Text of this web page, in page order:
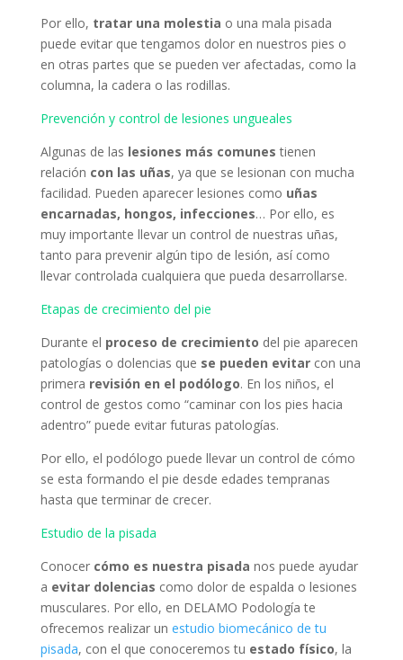
Por ello, tratar una molestia o una mala pisada
puede evitar que tengamos dolor en nuestros pies o
en otras partes que se pueden ver afectadas, como la
columna, la cadera o las rodillas.
Prevención y control de lesiones ungueales
Algunas de las lesiones más comunes tienen
relación con las uñas, ya que se lesionan con mucha
facilidad. Pueden aparecer lesiones como uñas
encarnadas, hongos, infecciones… Por ello, es
muy importante llevar un control de nuestras uñas,
tanto para prevenir algún tipo de lesión, así como
llevar controlada cualquiera que pueda desarrollarse.
Etapas de crecimiento del pie
Durante el proceso de crecimiento del pie aparecen
patologías o dolencias que se pueden evitarcon una
primera revisión en el podólogo. En los niños, el
control de gestos como “caminar con los pies hacia
adentro” puede evitar futuras patologías.
Por ello, el podólogo puede llevar un control de cómo
se esta formando el pie desde edades tempranas
hasta que terminar de crecer.
Estudio de la pisada
Conocer cómo es nuestra pisada nos puede ayudar
a evitar dolencias como dolor de espalda o lesiones
musculares. Por ello, en DELAMO Podología te
ofrecemos realizar un estudio biomecánico de tu
pisada, con el que conoceremos tu estado físico, la